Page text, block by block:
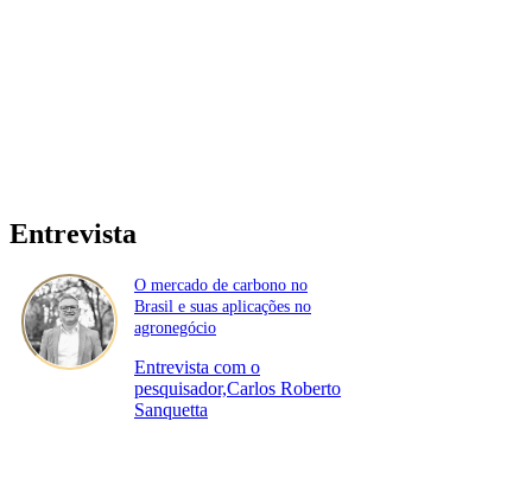
Entrevista
O mercado de carbono no
Brasil e suas aplicações no
agronegócio
Entrevista com o
pesquisador,Carlos Roberto
Sanquetta